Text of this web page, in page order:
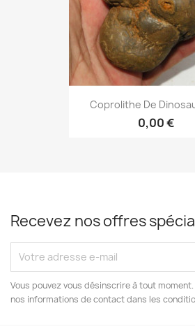
Coprolithe De
0,00 €
Recevez nos offres
Vous pouvez vous désinscrire à tout
nos informations de contact dans les